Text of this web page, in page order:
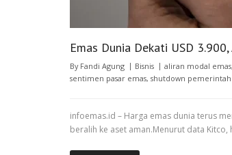
Emas Dunia Dekati USD
By Fandi Agung Bisnis aliran modal emas,
sentimen pasar emas, shutdown pemerintah
infoemas.id – Harga emas dunia terus
beralih ke aset aman.Menurut data